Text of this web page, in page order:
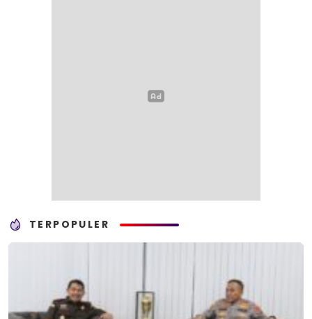
TERPOPULER